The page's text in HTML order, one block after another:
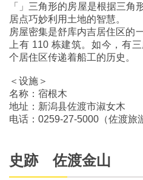
「」三角形的房屋是根据三角
居点巧妙利用土地的智慧。
房屋密集是舒库内吉居住区的
上有 110 栋建筑。如今，有
个居住区传递着船工的历史。
＜设施＞
名称：宿根木
地址：新潟县佐渡市淑女木
电话：0259-27-5000（佐渡旅
史跡 佐渡金山